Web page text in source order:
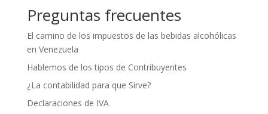
Preguntas frecuentes
El camino de los impuestos de las bebidas alcohólicas
en Venezuela
Hablemos de los tipos de Contribuyentes
¿La contabilidad para que Sirve?
Declaraciones de IVA